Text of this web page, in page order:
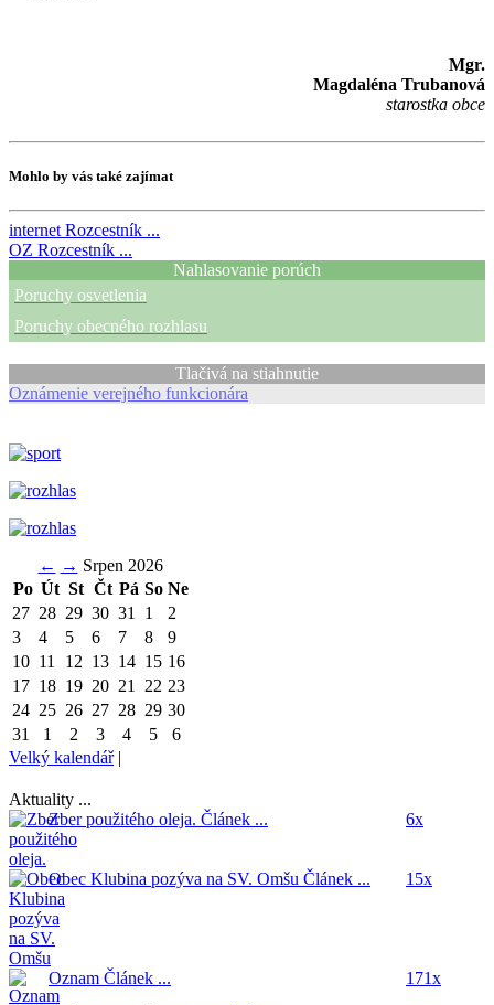
Mgr.
Magdaléna Trubanová
starostka obce
Mohlo by vás také zajímat
internet Rozcestník ...
OZ Rozcestník ...
Nahlasovanie porúch
Poruchy osvetlenia
Poruchy obecného rozhlasu
Tlačivá na stiahnutie
Oznámenie verejného funkcionára
← → Srpen 2026
Po Út St Čt Pá So Ne
27 28 29 30 31 1
2
3
4 5 6 7 8
9
10 11 12 13 14 15 16
17 18 19 20 21 22 23
24 25 26 27 28 29 30
31
1 2 3 4 5
6
Velký kalendář|
Aktuality ...
Zber použitého oleja. Článek ... 6x
Obec Klubina pozýva na SV. Omšu Článek ... 15x
Oznam Článek ...
171x